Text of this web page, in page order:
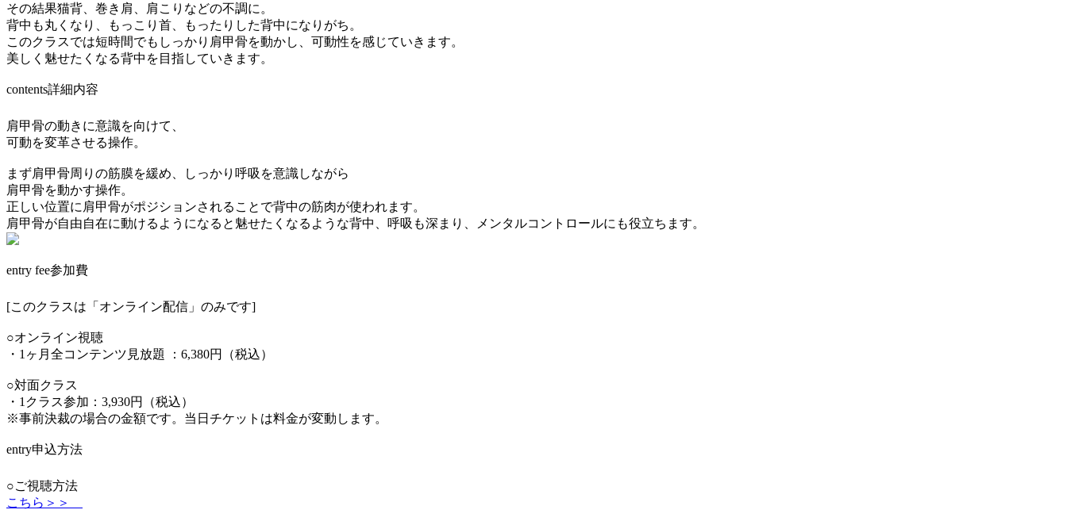
その結果猫背、巻き肩、肩こりなどの不調に。
背中も丸くなり、もっこり首、もったりした背中になりがち。
このクラスでは短時間でもしっかり肩甲骨を動かし、可動性を感じていきます。
美しく魅せたくなる背中を目指していきます。
contents詳細内容
肩甲骨の動きに意識を向けて、
可動を変革させる操作。
まず肩甲骨周りの筋膜を緩め、しっかり呼吸を意識しながら
肩甲骨を動かす操作。
正しい位置に肩甲骨がポジションされることで背中の筋肉が使われます。
肩甲骨が自由自在に動けるようになると魅せたくなるような背中、呼吸も深まり、メンタルコントロールにも役立ちます。
entry fee参加費
[このクラスは「オンライン配信」のみです]
○オンライン視聴
・1ヶ月全コンテンツ見放題 ：6,380円（税込）
○対面クラス
・1クラス参加：3,930円（税込）
※事前決裁の場合の金額です。当日チケットは料金が変動します。
entry申込方法
○ご視聴方法
こちら＞＞